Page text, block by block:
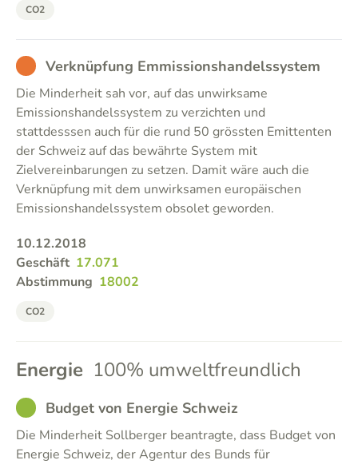
CO2
BADVerknüpfung Emmissionshandelssystem
Die Minderheit sah vor, auf das unwirksame
Emissionshandelssystem zu verzichten und
stattdesssen auch für die rund 50 grössten Emittenten
der Schweiz auf das bewährte System mit
Zielvereinbarungen zu setzen. Damit wäre auch die
Verknüpfung mit dem unwirksamen europäischen
Emissionshandelssystem obsolet geworden.
10.12.2018
Geschäft 17.071
Abstimmung 18002
CO2
Energie 100% umweltfreundlich
GOODBudget von Energie Schweiz
Die Minderheit Sollberger beantragte, dass Budget von
Energie Schweiz, der Agentur des Bunds für